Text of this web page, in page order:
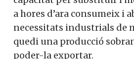
transformar en electricitat.
És impossible que Espanya
tingui capacitat per